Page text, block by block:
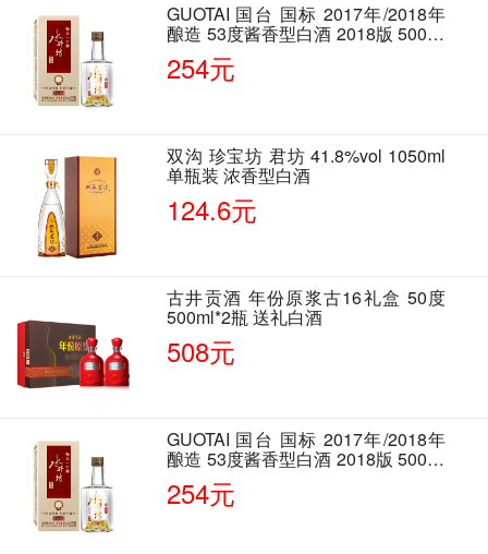
GUOTAI 国台 国标 2017年/2018年
酿造 53度酱香型白酒 2018版 500ml
单瓶装
254元
双沟 珍宝坊 君坊 41.8%vol 1050ml
单瓶装 浓香型白酒
124.6元
古井贡酒 年份原浆古16礼盒 50度
500ml*2瓶 送礼白酒
508元
GUOTAI 国台 国标 2017年/2018年
酿造 53度酱香型白酒 2018版 500ml
单瓶装
254元